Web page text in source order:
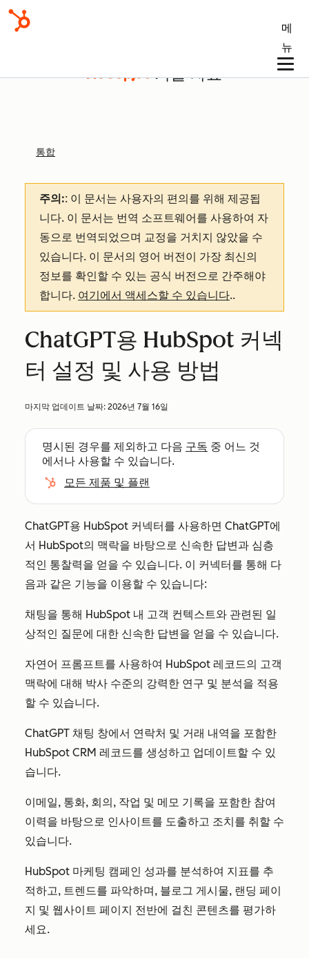
메
뉴
기술 자료
통합
주의:: 이 문서는 사용자의 편의를 위해 제공됩
니다. 이 문서는 번역 소프트웨어를 사용하여 자
동으로 번역되었으며 교정을 거치지 않았을 수
있습니다. 이 문서의 영어 버전이 가장 최신의
정보를 확인할 수 있는 공식 버전으로 간주해야
합니다. 여기에서 액세스할 수 있습니다..
ChatGPT용 HubSpot 커넥
터 설정 및 사용 방법
마지막 업데이트 날짜: 2026년 7월 16일
명시된 경우를 제외하고 다음 구독 중 어느 것
에서나 사용할 수 있습니다.
모든 제품 및 플랜
ChatGPT용 HubSpot 커넥터를 사용하면 ChatGPT에
서 HubSpot의 맥락을 바탕으로 신속한 답변과 심층
적인 통찰력을 얻을 수 있습니다. 이 커넥터를 통해 다
음과 같은 기능을 이용할 수 있습니다:
채팅을 통해 HubSpot 내 고객 컨텍스트와 관련된 일
상적인 질문에 대한 신속한 답변을 얻을 수 있습니다.
자연어 프롬프트를 사용하여 HubSpot 레코드의 고객
맥락에 대해 박사 수준의 강력한 연구 및 분석을 적용
할 수 있습니다.
ChatGPT 채팅 창에서 연락처 및 거래 내역을 포함한
HubSpot CRM 레코드를 생성하고 업데이트할 수 있
습니다.
이메일, 통화, 회의, 작업 및 메모 기록을 포함한 참여
이력을 바탕으로 인사이트를 도출하고 조치를 취할 수
있습니다.
HubSpot 마케팅 캠페인 성과를 분석하여 지표를 추
적하고, 트렌드를 파악하며, 블로그 게시물, 랜딩 페이
지 및 웹사이트 페이지 전반에 걸친 콘텐츠를 평가하
세요.